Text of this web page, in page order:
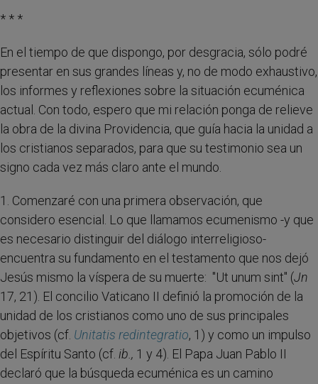
* * *
En el tiempo de que dispongo, por desgracia, sólo podré
presentar en sus grandes líneas y, no de modo exhaustivo,
los informes y reflexiones sobre la situación ecuménica
actual. Con todo, espero que mi relación ponga de relieve
la obra de la divina Providencia, que guía hacia la unidad a
los cristianos separados, para que su testimonio sea un
signo cada vez más claro ante el mundo.
1. Comenzaré con una primera observación, que
considero esencial. Lo que llamamos ecumenismo -y que
es necesario distinguir del diálogo interreligioso-
encuentra su fundamento en el testamento que nos dejó
Jesús mismo la víspera de su muerte: "Ut unum sint" (Jn
17, 21). El concilio Vaticano II definió la promoción de la
unidad de los cristianos como uno de sus principales
objetivos (cf. Unitatis redintegratio, 1) y como un impulso
del Espíritu Santo (cf. ib., 1 y 4). El Papa Juan Pablo II
declaró que la búsqueda ecuménica es un camino